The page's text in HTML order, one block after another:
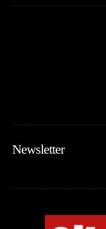
Newsletter